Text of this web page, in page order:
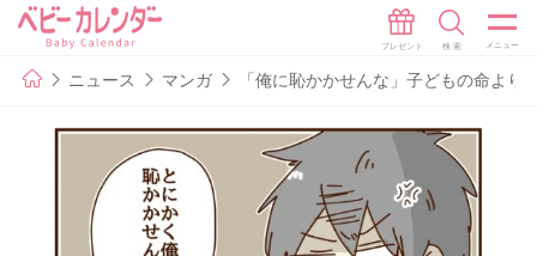
ニュース マンガ 「俺に恥かかせんな」子どもの命よ